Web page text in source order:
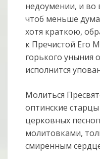
недоумении, и во
чтоб меньше
хотя краткою,
к Пречистой Его
горького уныния
исполнится
Молиться
оптинские
церковных
молитовками,
смиренным